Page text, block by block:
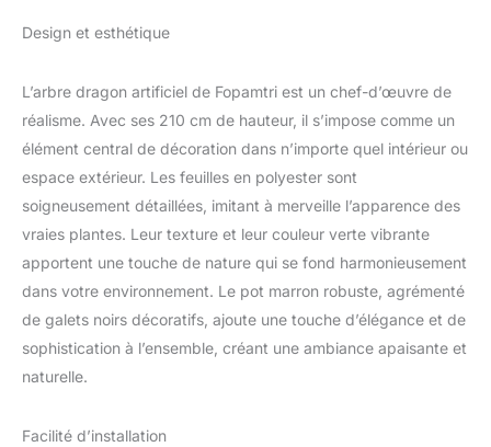
HAUTEMENT RÉALISTE :
Assemblées à la main
avec du polyester et du
plastique, avec des tiges
en fil de fer, ces plante
artificielle ont un aspect
et un toucher splendides
TOUTES LES SAISONS :
Les feuilles de l'fausse
plante de sang de
dragon sont fabriquées
Design et esthétique
L’arbre dragon artificiel de Fopamtri est un chef-d’œuvre de
réalisme. Avec ses 210 cm de hauteur, il s’impose comme un
élément central de décoration dans n’importe quel intérieur ou
espace extérieur. Les feuilles en polyester sont
soigneusement détaillées, imitant à merveille l’apparence des
vraies plantes. Leur texture et leur couleur verte vibrante
apportent une touche de nature qui se fond harmonieusement
dans votre environnement. Le pot marron robuste, agrémenté
de galets noirs décoratifs, ajoute une touche d’élégance et de
sophistication à l’ensemble, créant une ambiance apaisante et
naturelle.
Facilité d’installation